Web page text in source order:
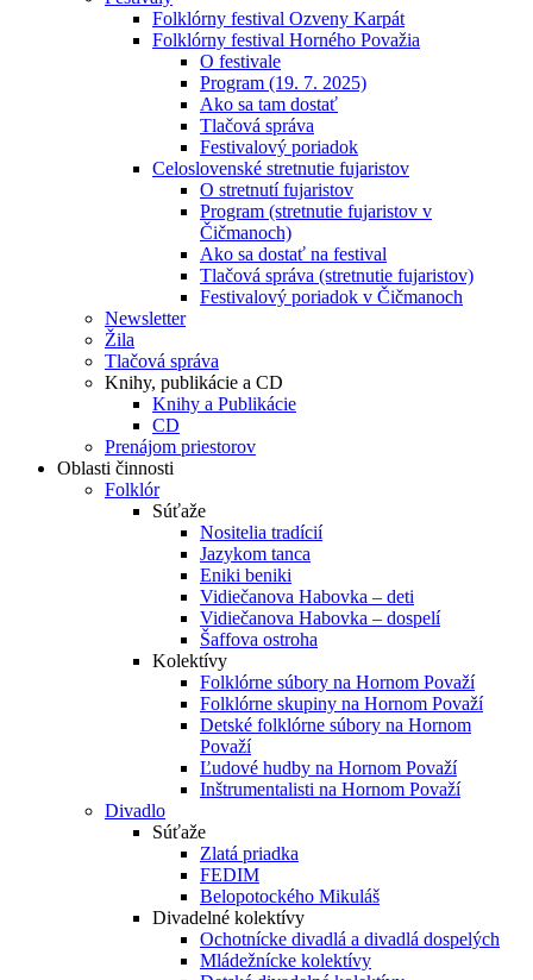
Folklórny festival Ozveny Karpát
Folklórny festival Horného Považia
O festivale
Program (19. 7. 2025)
Ako sa tam dostať
Tlačová správa
Festivalový poriadok
Celoslovenské stretnutie fujaristov
O stretnutí fujaristov
Program (stretnutie fujaristov v
Čičmanoch)
Ako sa dostať na festival
Tlačová správa (stretnutie fujaristov)
Festivalový poriadok v Čičmanoch
Newsletter
Žila
Tlačová správa
Knihy, publikácie a CD
Knihy a Publikácie
CD
Prenájom priestorov
Oblasti činnosti
Folklór
Súťaže
Nositelia tradícií
Jazykom tanca
Eniki beniki
Vidiečanova Habovka – deti
Vidiečanova Habovka – dospelí
Šaffova ostroha
Kolektívy
Folklórne súbory na Hornom Považí
Folklórne skupiny na Hornom Považí
Detské folklórne súbory na Hornom
Považí
Ľudové hudby na Hornom Považí
Inštrumentalisti na Hornom Považí
Divadlo
Súťaže
Zlatá priadka
FEDIM
Belopotockého Mikuláš
Divadelné kolektívy
Ochotnícke divadlá a divadlá dospelých
Mládežnícke kolektívy